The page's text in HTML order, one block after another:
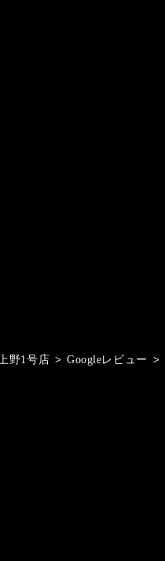
野1号店 > Googleレビュー >